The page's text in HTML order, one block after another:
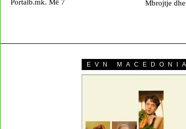
Portalb.mk. Më 7
Mbrojtje
EVN MACEDONIA